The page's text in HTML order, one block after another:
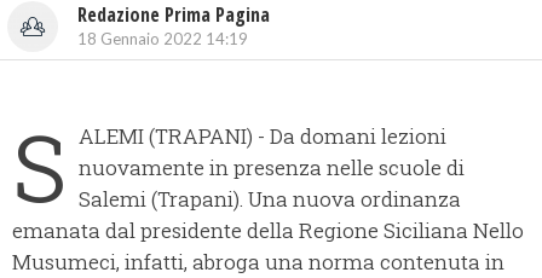
Redazione Prima Pagina
18 Gennaio 2022 14:19
S ALEMI (TRAPANI) - Da domani lezioni
nuovamente in presenza nelle scuole di
Salemi (Trapani). Una nuova ordinanza
emanata dal presidente della Regione Siciliana Nello
Musumeci, infatti, abroga una norma contenuta in